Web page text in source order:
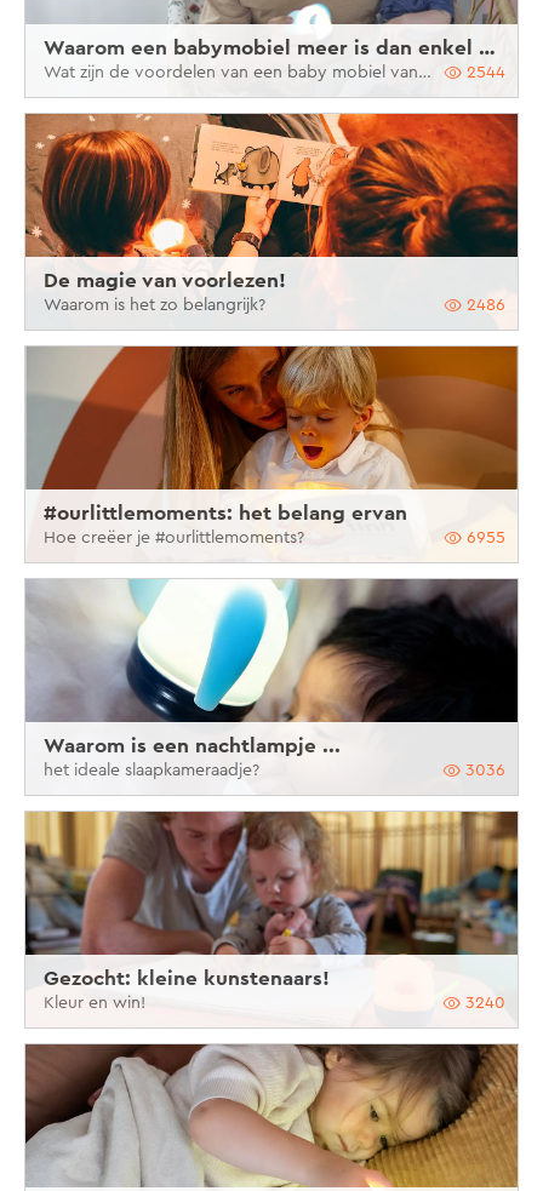
Waarom een babymobiel meer is dan enkel decoratie
Wat zijn de voordelen van een baby mobiel van Yumi Yay? 2544
De magie van voorlezen!
Waarom is het zo belangrijk? 2486
#ourlittlemoments: het belang ervan
Hoe creëer je #ourlittlemoments? 6955
Waarom is een nachtlampje ...
het ideale slaapkameraadje? 3036
Gezocht: kleine kunstenaars!
Kleur en win! 3240